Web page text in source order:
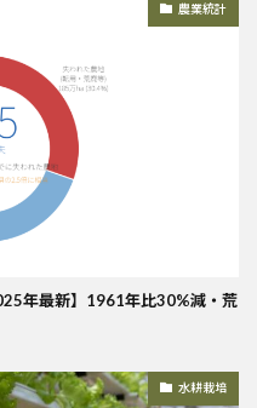
農業統計
年最新】1961年比30%減・荒
水耕栽培